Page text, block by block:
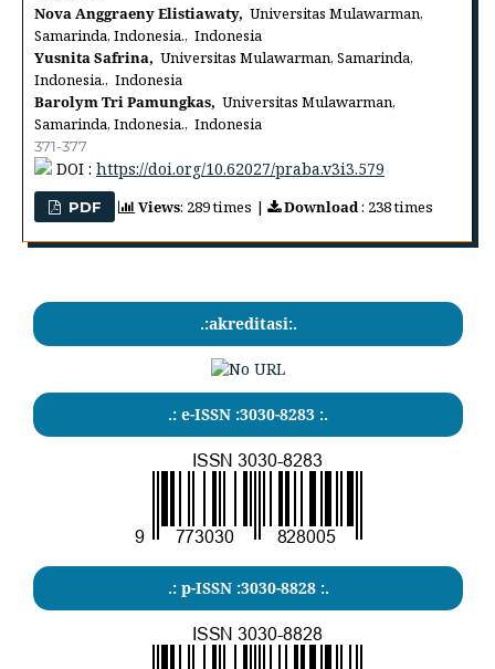
Nova Anggraeny Elistiawaty, Universitas Mulawarman,
Samarinda, Indonesia., Indonesia
Yusnita Safrina, Universitas Mulawarman, Samarinda,
Indonesia., Indonesia
Barolym Tri Pamungkas, Universitas Mulawarman,
Samarinda, Indonesia., Indonesia
371-377
DOI : https://doi.org/10.62027/praba.v3i3.579
PDF Views: 289 times | Download: 238 times
.:akreditasi:.
.: e-ISSN :3030-8283 :.
.: p-ISSN :3030-8828 :.